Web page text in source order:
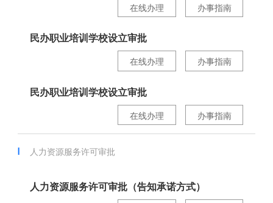
办事指南
在线办理
民办职业培训学校设立审批
办事指南
在线办理
民办职业培训学校设立审批
办事指南
在线办理
人力资源服务许可审批
人力资源服务许可审批（告知承诺方式）